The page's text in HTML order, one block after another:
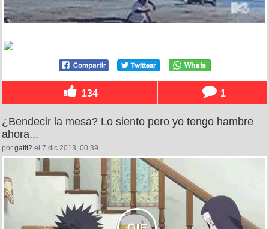
134 1
¿Bendecir la mesa? Lo siento pero yo tengo hambre
ahora...
por gatit2 el 7 dic 2013, 00:39